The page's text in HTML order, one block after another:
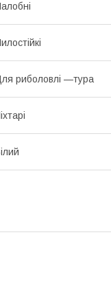
риболовлі —тура